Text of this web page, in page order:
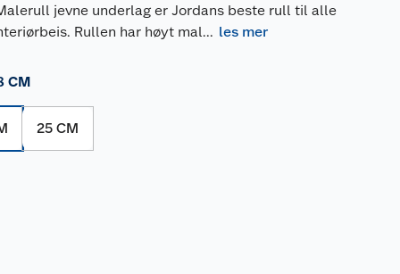
jevne underlag er Jordans beste rull til alle
Rullen har høyt mal... les mer
CM
25 CM